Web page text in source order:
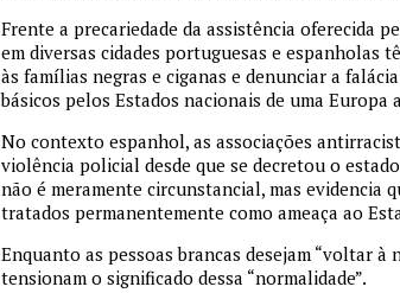
Frente a precariedade da assistência oferecida
em diversas cidades portuguesas e espanholas
às famílias negras e ciganas e denunciar a
básicos pelos Estados nacionais de uma Europa
No contexto espanhol, as associações
violência policial desde que se decretou o
não é meramente circunstancial, mas evidencia
tratados permanentemente como ameaça ao
Enquanto as pessoas brancas desejam “voltar
tensionam o significado dessa “normalidade”.